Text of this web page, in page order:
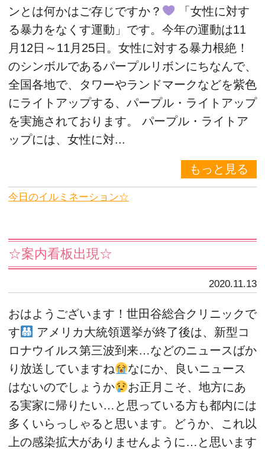
ンとは何かはご存じですか？
「女性に対す
る暴力をなくす運動」です。今年の運動は11
月12日～11月25日。女性に対する暴力根絶！
のシンボルであるパープルリボンにちなんで、
全国各地で、タワーやランドマークなどを紫色
にライトアップする、パープル・ライトアップ
を実施されております。 パープル・ライトア
ップには、女性に対...
もっと見る
今日のイルミネーション☆
☆案内看板出現☆
2020.11.13
おはようございます！世田谷総合クリニックで
す
アメリカ大統領選挙が終了後は、新型コ
ロナウイルス第三波到来…などのニュースばか
り放送していますね
なにか、良いニュース
はないのでしょうか
お正月こそ、地方にあ
る実家に帰りたい…と思っている方も都内には
多くいらっしゃると思います。どうか、これ以
上の感染拡大がありませんように…と思います